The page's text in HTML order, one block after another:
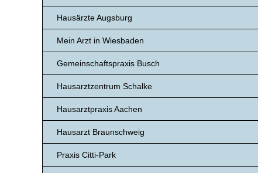
Hausärzte Augsburg
Mein Arzt in Wiesbaden
Gemeinschaftspraxis Busch
Hausarztzentrum Schalke
Hausarztpraxis Aachen
Hausarzt Braunschweig
Praxis Citti-Park